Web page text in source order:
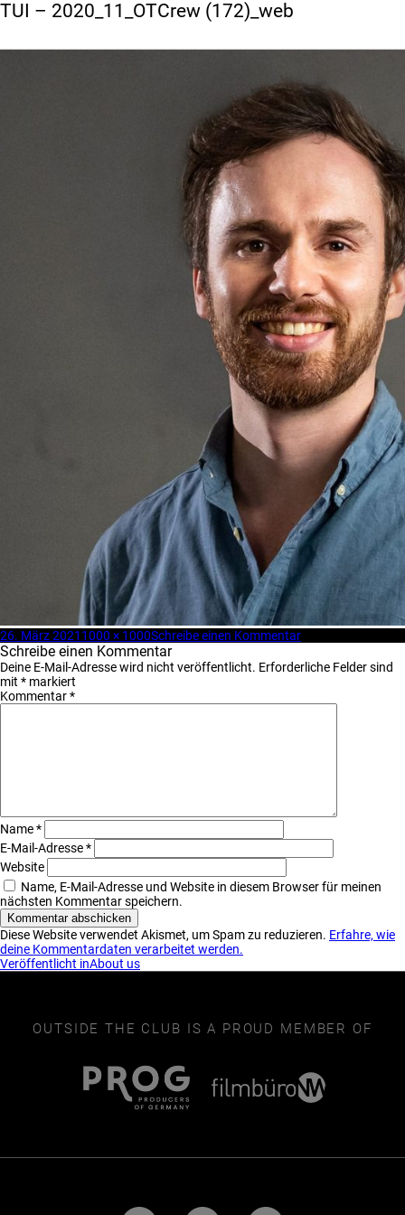
Vorheriges Bild
Nächstes Bild
TUI – 2020_11_OTCrew (172)_web
Veröffentlicht
am
26. März 2021 Volle
Größe
1000 × 1000Schreibe einen Kommentarzu
–
Schreibe einen Kommentar
Deine E-Mail-Adresse wird nicht veröffentlicht. Erforderliche Felder sind
mit * markiert
Kommentar*
Name*
E-Mail-Adresse*
Website
Name, E-Mail-Adresse und Website in diesem Browser für meinen
nächsten Kommentar speichern.
Diese Website verwendet Akismet, um Spam zu reduzieren. Erfahre, wie
deine Kommentardaten verarbeitet werden.
Beitragsnavigation
Veröffentlicht inAbout us
OUTSIDE THE CLUB IS A PROUD MEMBER OF